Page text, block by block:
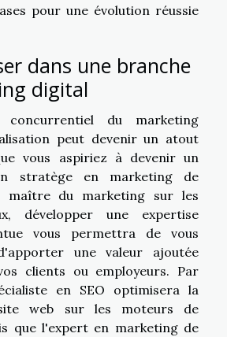
pour une évolution réussie
dans une branche
digital
concurrentiel du marketing
peut devenir un atout
vous aspiriez à devenir un
stratège en marketing de
maître du marketing sur les
développer une expertise
vous permettra de vous
une valeur ajoutée
clients ou employeurs. Par
en SEO optimisera la
web sur les moteurs de
que l'expert en marketing de